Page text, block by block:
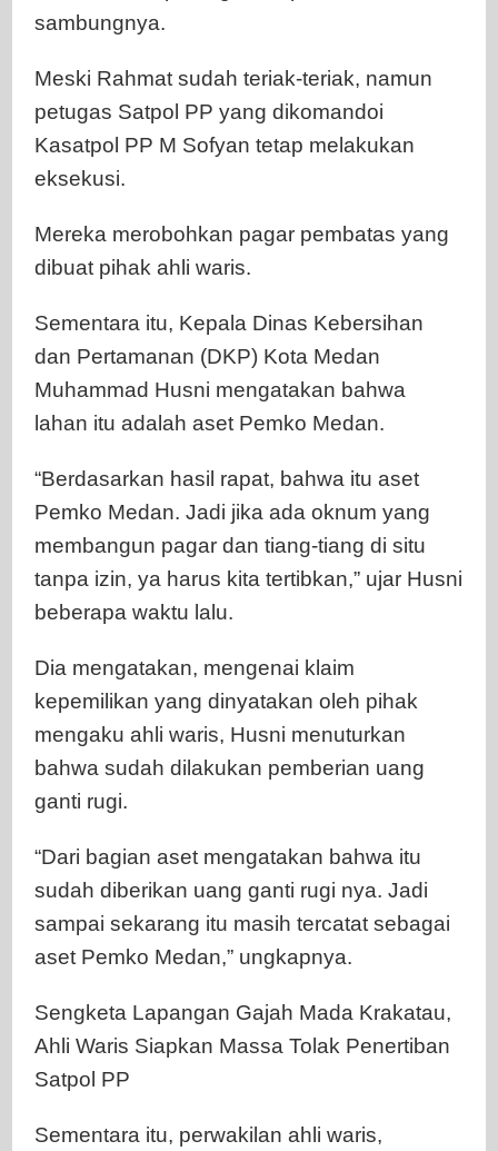
sambungnya.
Meski Rahmat sudah teriak-teriak, namun
petugas Satpol PP yang dikomandoi
Kasatpol PP M Sofyan tetap melakukan
eksekusi.
Mereka merobohkan pagar pembatas yang
dibuat pihak ahli waris.
Sementara itu, Kepala Dinas Kebersihan
dan Pertamanan (DKP) Kota Medan
Muhammad Husni mengatakan bahwa
lahan itu adalah aset Pemko Medan.
“Berdasarkan hasil rapat, bahwa itu aset
Pemko Medan. Jadi jika ada oknum yang
membangun pagar dan tiang-tiang di situ
tanpa izin, ya harus kita tertibkan,” ujar Husni
beberapa waktu lalu.
Dia mengatakan, mengenai klaim
kepemilikan yang dinyatakan oleh pihak
mengaku ahli waris, Husni menuturkan
bahwa sudah dilakukan pemberian uang
ganti rugi.
“Dari bagian aset mengatakan bahwa itu
sudah diberikan uang ganti rugi nya. Jadi
sampai sekarang itu masih tercatat sebagai
aset Pemko Medan,” ungkapnya.
Sengketa Lapangan Gajah Mada Krakatau,
Ahli Waris Siapkan Massa Tolak Penertiban
Satpol PP
Sementara itu, perwakilan ahli waris,